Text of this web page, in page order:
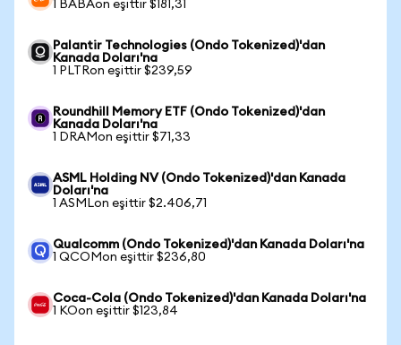
1 BABAon eşittir $181,31
Palantir Technologies (Ondo Tokenized)'dan
Kanada Doları'na
1 PLTRon eşittir $239,59
Roundhill Memory ETF (Ondo Tokenized)'dan
Kanada Doları'na
1 DRAMon eşittir $71,33
ASML Holding NV (Ondo Tokenized)'dan Kanada
Doları'na
1 ASMLon eşittir $2.406,71
Qualcomm (Ondo Tokenized)'dan Kanada Doları'na
1 QCOMon eşittir $236,80
Coca-Cola (Ondo Tokenized)'dan Kanada Doları'na
1 KOon eşittir $123,84